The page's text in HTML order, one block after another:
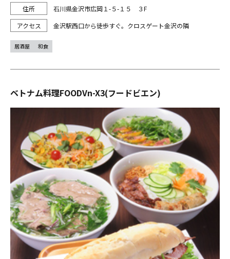
石川県金沢市広岡１-５-１５ ３F
金沢駅西口から徒歩すぐ。クロスゲート金沢の隣
居酒屋 和食
ベトナム料理FOODVn-X3(フードビエン)